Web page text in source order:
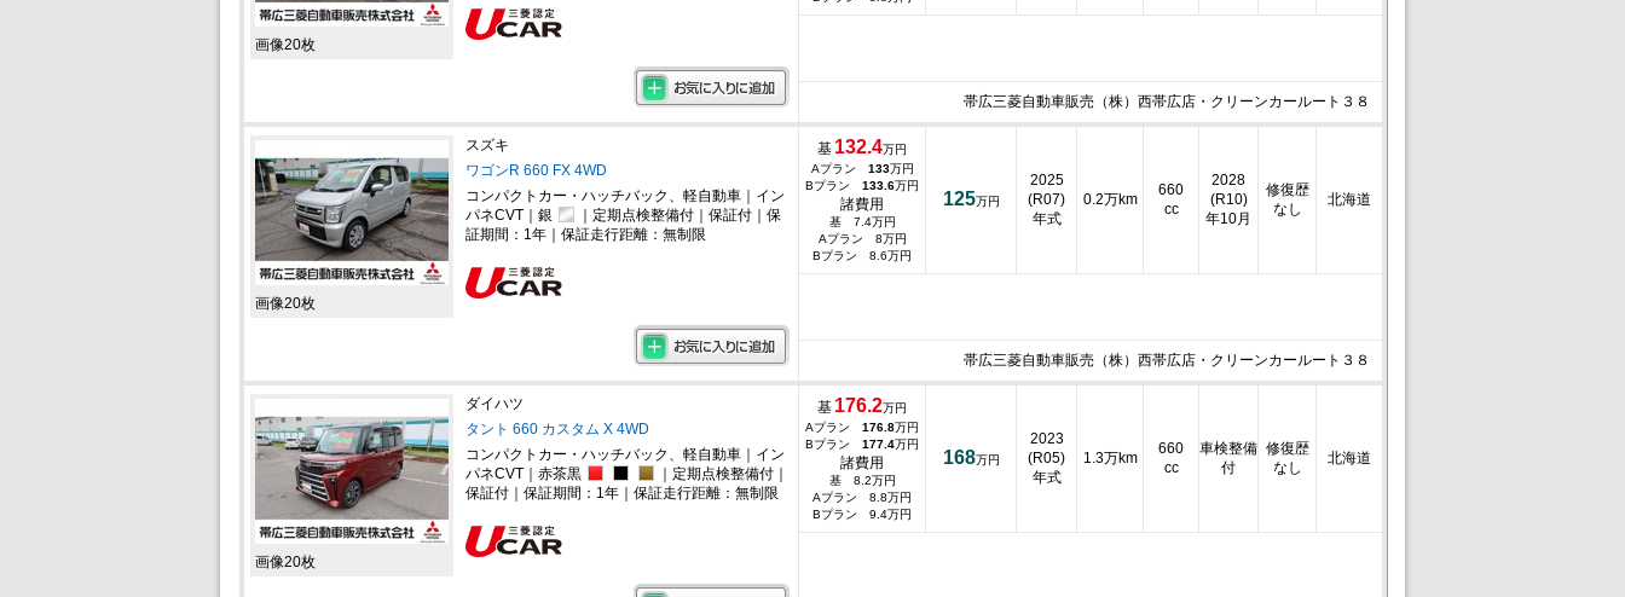
画像20枚
帯広三菱自動車販売（株）西帯広店・クリーンカールート３８
画像20枚
スズキ
ワゴンR 660 FX 4WD
コンパクトカー・ハッチバック、軽自動車｜イン
パネCVT｜銀
｜定期点検整備付｜保証付｜保
証期間：1年｜保証走行距離：無制限
基 132.4万円
Aプラン 133万円
Bプラン 133.6万円
諸費用
基 7.4万円
Aプラン 8万円
Bプラン 8.6万円
125万円
2025
(R07)
年式
0.2万km
660
cc
2028
(R10)
年10月
修復歴
なし
北海道
帯広三菱自動車販売（株）西帯広店・クリーンカールート３８
画像20枚
ダイハツ
タント 660 カスタム X 4WD
コンパクトカー・ハッチバック、軽自動車｜イン
パネCVT｜赤茶黒
｜定期点検整備付｜
保証付｜保証期間：1年｜保証走行距離：無制限
基 176.2万円
Aプラン 176.8万円
Bプラン 177.4万円
諸費用
基 8.2万円
Aプラン 8.8万円
Bプラン 9.4万円
168万円
2023
(R05)
年式
1.3万km
660
cc
車検整備
付
修復歴
なし
北海道